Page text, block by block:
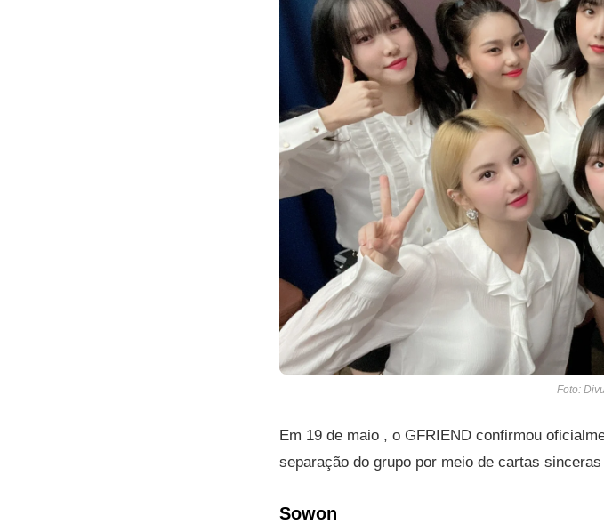
Foto:
Em 19 de maio , o GFRIEND confirmou
separação do grupo por meio de cartas
Sowon